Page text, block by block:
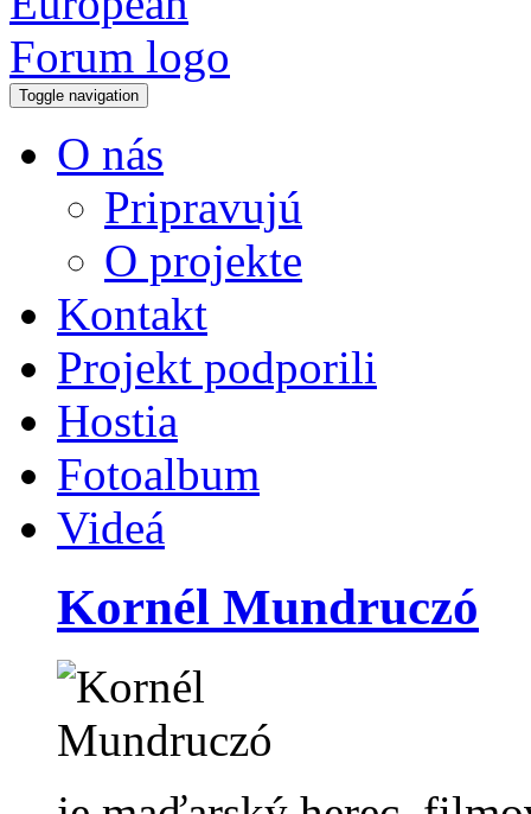
Toggle navigation
O nás
Pripravujú
O projekte
Kontakt
Projekt podporili
Hostia
Fotoalbum
Videá
Kornél Mundruczó